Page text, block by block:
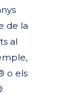
de la
al
o els